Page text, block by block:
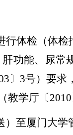
体检（体
功能、尿常
〕 3号）要求
教学厅〔2010
）至厦门大学